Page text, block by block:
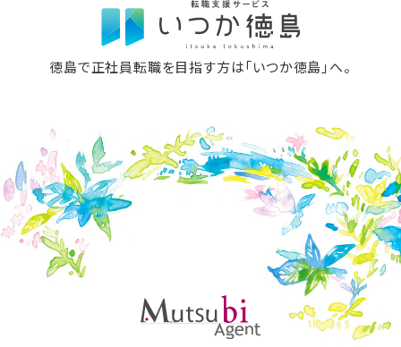
徳島で正社員転職を目指す方は「いつか徳島」へ。